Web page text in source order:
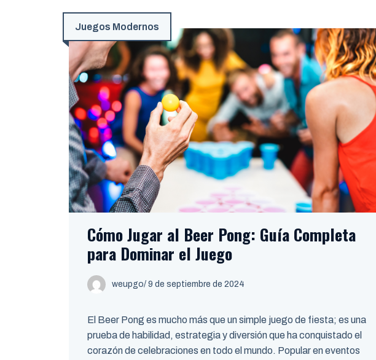
Juegos Modernos
Cómo Jugar al Beer Pong: Guía Completa
para Dominar el Juego
weupgo/ 9 de septiembre de 2024
El Beer Pong es mucho más que un simple juego de fiesta; es una
prueba de habilidad, estrategia y diversión que ha conquistado el
corazón de celebraciones en todo el mundo. Popular en eventos